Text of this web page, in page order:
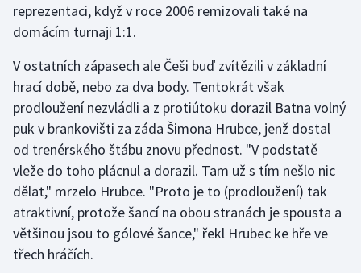
Lyže a snowboard
Moderní pětiboj
Motorsport
Olympijské hry
Parasport
Plavání
Plážový volejbal
reprezentaci, když v roce 2006 remizovali také na
domácím turnaji 1:1.
V ostatních zápasech ale Češi buď zvítězili v základní
hrací době, nebo za dva body. Tentokrát však
prodloužení nezvládli a z protiútoku dorazil Batna volný
puk v brankovišti za záda Šimona Hrubce, jenž dostal
od trenérského štábu znovu přednost. "V podstatě
vleže do toho plácnul a dorazil. Tam už s tím nešlo nic
dělat," mrzelo Hrubce. "Proto je to (prodloužení) tak
atraktivní, protože šancí na obou stranách je spousta a
většinou jsou to gólové šance," řekl Hrubec ke hře ve
třech hráčích.